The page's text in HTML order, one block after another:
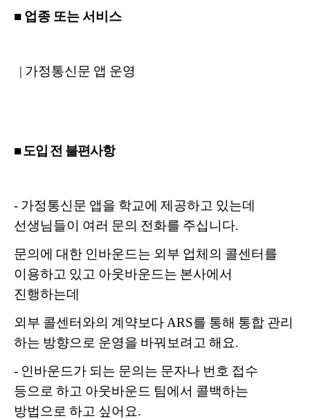
■ 업종 또는 서비스
| 가정통신문 앱 운영
■ 도입 전 불편사항
- 가정통신문 앱을 학교에 제공하고 있는데
선생님들이 여러 문의 전화를 주십니다.
문의에 대한 인바운드는 외부 업체의 콜센터를
이용하고 있고 아웃바운드는 본사에서
진행하는데
외부 콜센터와의 계약보다 ARS를 통해 통합 관리
하는 방향으로 운영을 바꿔보려고 해요.
- 인바운드가 되는 문의는 문자나 번호 접수
등으로 하고 아웃바운드 팀에서 콜백하는
방법으로 하고 싶어요.